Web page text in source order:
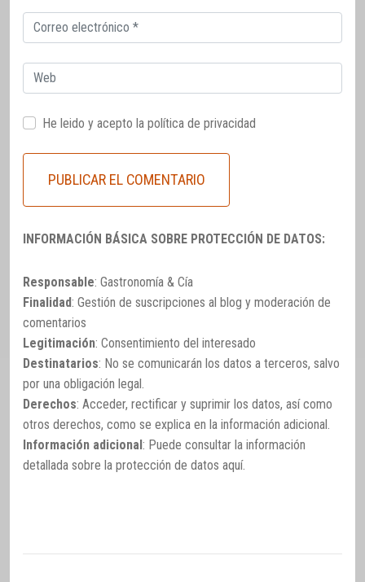
Correo
electrónico
Web
He leido y acepto la política de privacidad
INFORMACIÓN BÁSICA SOBRE PROTECCIÓN DE DATOS:
Responsable: Gastronomía & Cía
Finalidad: Gestión de suscripciones al blog y moderación de
comentarios
Legitimación: Consentimiento del interesado
Destinatarios: No se comunicarán los datos a terceros, salvo
por una obligación legal.
Derechos: Acceder, rectificar y suprimir los datos, así como
otros derechos, como se explica en la información adicional.
Información adicional: Puede consultar la información
detallada sobre la protección de datos aquí.